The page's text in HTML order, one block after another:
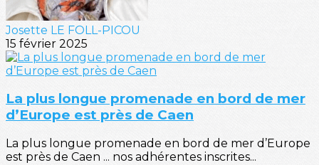
Josette LE FOLL-PICOU
15 février 2025
La plus longue promenade en bord de mer
d’Europe est près de Caen
La plus longue promenade en bord de mer d’Europe
est près de Caen ... nos adhérentes inscrites...